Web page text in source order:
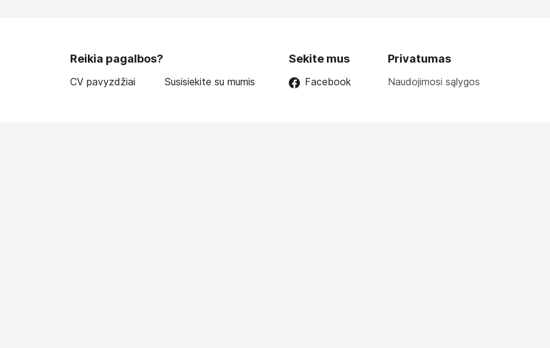
Reikia pagalbos?
CV pavyzdžiai Susisiekite su mumis
Sekite mus
Facebook
Privatumas
Naudojimosi sąlygos